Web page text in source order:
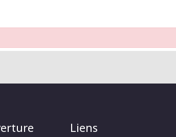
Liens